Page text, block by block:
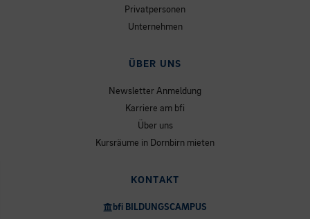
Privatpersonen
Unternehmen
ÜBER UNS
Newsletter Anmeldung
Karriere am bfi
Über uns
Kursräume in Dornbirn mieten
KONTAKT
bfi BILDUNGSCAMPUS